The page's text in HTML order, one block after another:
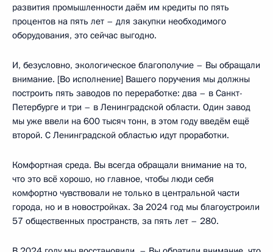
развития промышленности даём им кредиты по пять
процентов на пять лет – для закупки необходимого
оборудования, это сейчас выгодно.
И, безусловно, экологическое благополучие – Вы обращали
внимание. [Во исполнение] Вашего поручения мы должны
построить пять заводов по переработке: два – в Санкт-
Петербурге и три – в Ленинградской области. Один завод
мы уже ввели на 600 тысяч тонн, в этом году введём ещё
второй. С Ленинградской областью идут проработки.
Комфортная среда. Вы всегда обращали внимание на то,
что это всё хорошо, но главное, чтобы люди себя
комфортно чувствовали не только в центральной части
города, но и в новостройках. За 2024 год мы благоустроили
57 общественных пространств, за пять лет – 280.